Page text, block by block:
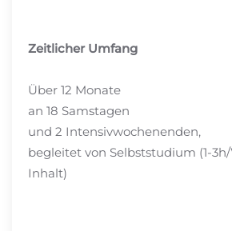
Zeitlicher Umfang
Über 12 Monate
an 18 Samstagen
und 2 Intensivwochenenden,
begleitet von Selbststudium (1-
Inhalt)